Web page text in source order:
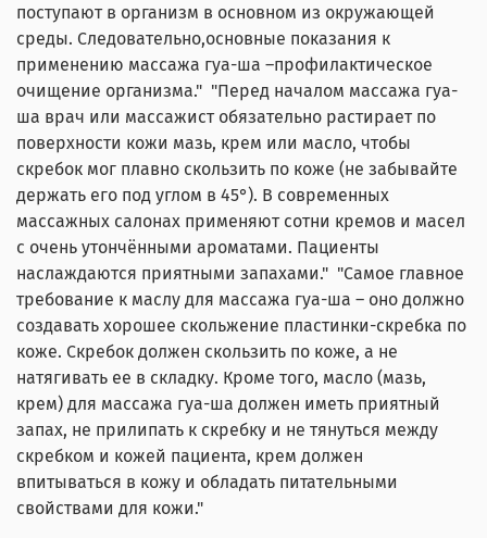
поступают в организм в основном из окружающей
среды. Следовательно,основные показания к
применению массажа гуа-ша –профилактическое
очищение организма." "Перед началом массажа гуа-
ша врач или массажист обязательно растирает по
поверхности кожи мазь, крем или масло, чтобы
скребок мог плавно скользить по коже (не забывайте
держать его под углом в 45°). В современных
массажных салонах применяют сотни кремов и масел
с очень утончёнными ароматами. Пациенты
наслаждаются приятными запахами." "Самое главное
требование к маслу для массажа гуа-ша – оно должно
создавать хорошее скольжение пластинки-скребка по
коже. Скребок должен скользить по коже, а не
натягивать ее в складку. Кроме того, масло (мазь,
крем) для массажа гуа-ша должен иметь приятный
запах, не прилипать к скребку и не тянуться между
скребком и кожей пациента, крем должен
впитываться в кожу и обладать питательными
свойствами для кожи."